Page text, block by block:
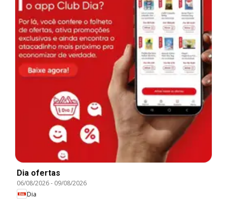
Dia ofertas
06/08/2026- 09/08/2026
Dia